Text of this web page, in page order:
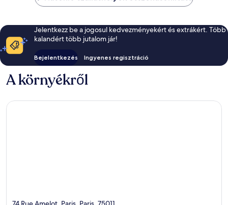
Jelentkezz be a jogosul kedvezményekért és extrákért. Több
kalandért több jutalom jár!
Bejelentkezés Ingyenes regisztráció
A környékről